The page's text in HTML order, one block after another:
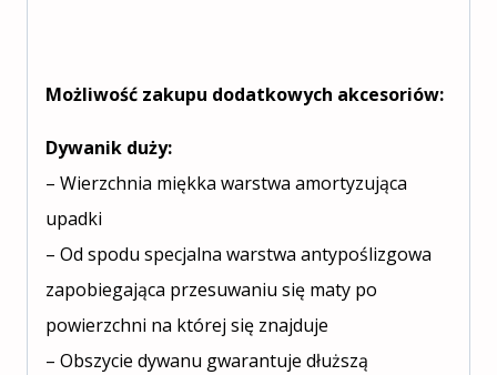
Możliwość zakupu dodatkowych akcesoriów:
Dywanik duży:
– Wierzchnia miękka warstwa amortyzująca
upadki
– Od spodu specjalna warstwa antypoślizgowa
zapobiegająca przesuwaniu się maty po
powierzchni na której się znajduje
– Obszycie dywanu gwarantuje dłuższą